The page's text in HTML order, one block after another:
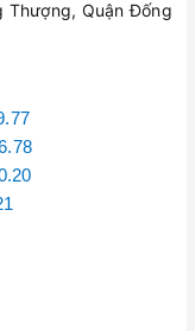
Thượng, Quận Đống